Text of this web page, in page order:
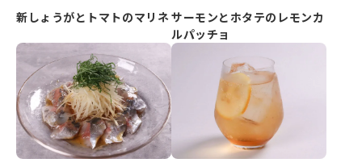
新しょうがとトマトのマリネサーモンとホタテのレモンカ
ルパッチョ